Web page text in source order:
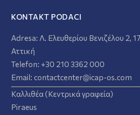
KONTAKT PODACI
Adresa: Λ. Ελευθερίου Βενιζέλου 2,
Αττική
Telefon: +30 210 3362 000
Email:contactcenter@icap-os.com
Καλλιθέα (Κεντρικά γραφεία)
Piraeus